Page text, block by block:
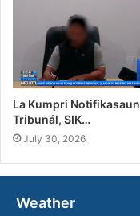
La Kumpri Notifikasaun
Tribunál, SIK…
July 30, 2026
Weather